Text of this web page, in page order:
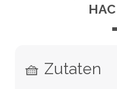
🧺 Zutaten